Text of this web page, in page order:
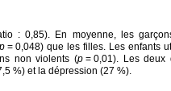
: 0,85). En moyenne, les
p = 0,048) que les filles. Les enfants
non violents (p = 0,01). Les deux
%) et la dépression (27 %).